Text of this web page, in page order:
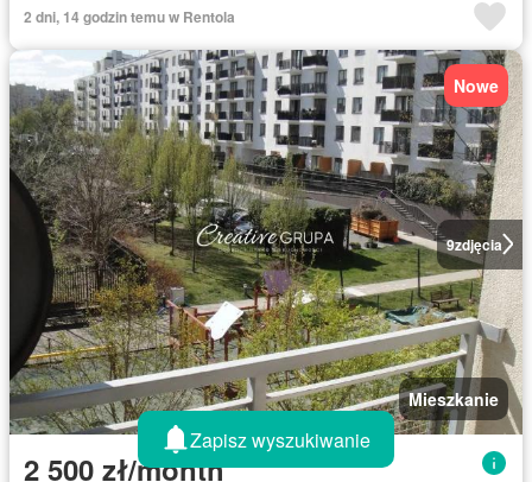
2 dni, 14 godzin temu w Rentola
9zdjęcia
Nowe
Mieszkanie
2 500 zł/month
Zapisz wyszukiwanie